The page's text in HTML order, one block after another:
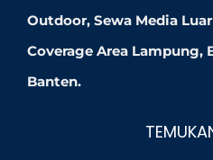
Outdoor, Sewa Media
Coverage Area Lampung,
Banten.